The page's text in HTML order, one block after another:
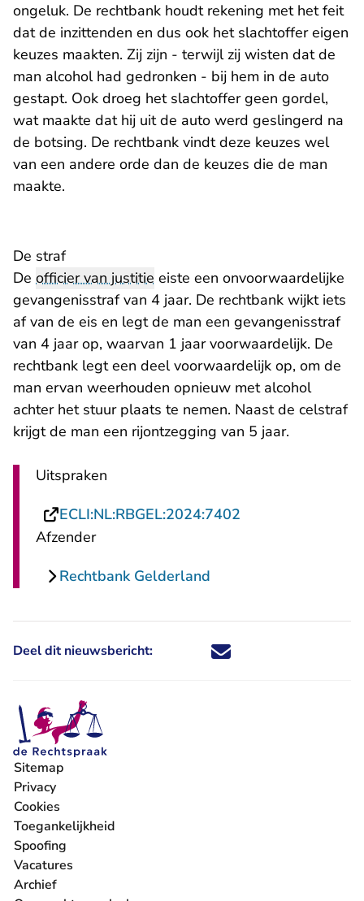
ongeluk. De rechtbank houdt rekening met het feit
dat de inzittenden en dus ook het slachtoffer eigen
keuzes maakten. Zij zijn - terwijl zij wisten dat de
man alcohol had gedronken - bij hem in de auto
gestapt. Ook droeg het slachtoffer geen gordel,
wat maakte dat hij uit de auto werd geslingerd na
de botsing. De rechtbank vindt deze keuzes wel
van een andere orde dan de keuzes die de man
maakte.
De straf
De officier van justitie eiste een onvoorwaardelijke
gevangenisstraf van 4 jaar. De rechtbank wijkt iets
af van de eis en legt de man een gevangenisstraf
van 4 jaar op, waarvan 1 jaar voorwaardelijk. De
rechtbank legt een deel voorwaardelijk op, om de
man ervan weerhouden opnieuw met alcohol
achter het stuur plaats te nemen. Naast de celstraf
krijgt de man een rijontzegging van 5 jaar.
Uitspraken
ECLI:NL:RBGEL:2024:7402
Afzender
Rechtbank Gelderland
Deel dit nieuwsbericht: Deel dit nieuwsbericht via X -
Deel dit nieuwsbericht via
Deel dit nieuwsbericht
Deel dit
Sitemap
Privacy
Cookies
Toegankelijkheid
Spoofing
Vacatures
- U verlaat Rechtspraak.nl
Archief